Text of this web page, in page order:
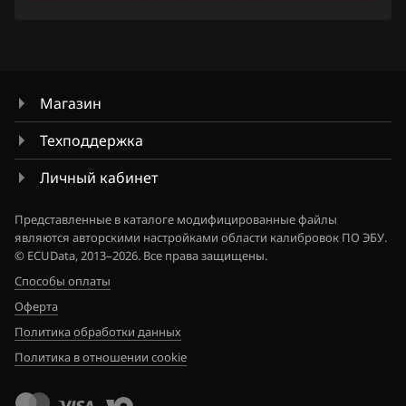
Hongqi
Howo
Hummer
Infiniti
Iran Khodro
Isuzu
Iveco
JAC
8ZVEQN21_13V64B_SH705822N
8ZVEQN21_13V65B_SH705822N
9MFKFSN43_11CA5E_SH705822N
9MFKLLN4_11CA0A_SH705822N
9MFKLLN4_11CA4A_SH705822N
9MFKLLN4_11CA5A_SH705822N
Магазин
Техподдержка
Личный кабинет
Представленные в каталоге модифицированные файлы
являются авторскими настройками области калибровок ПО ЭБУ.
© ECUData, 2013–2026. Все права защищены.
Способы оплаты
Оферта
Политика обработки данных
Политика в отношении cookie